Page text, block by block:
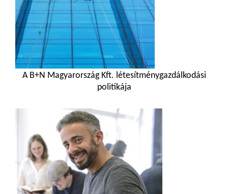
A B+N Magyarország Kft. létesítménygazdálkodási
politikája